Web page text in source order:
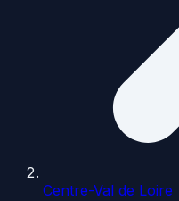
Centre-Val de Loire